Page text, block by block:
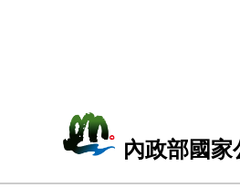
內政部國